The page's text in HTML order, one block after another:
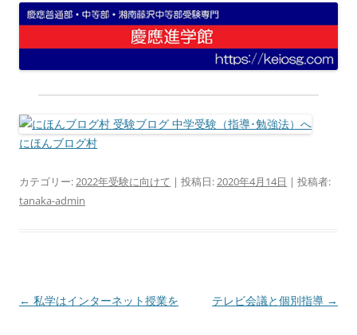
にほんブログ村
カテゴリー: 2022年受験に向けて | 投稿日: 2020年4月14日 | 投稿者:
tanaka-admin
投
← 私学はインターネット授業を テレビ会議と個別指導 →